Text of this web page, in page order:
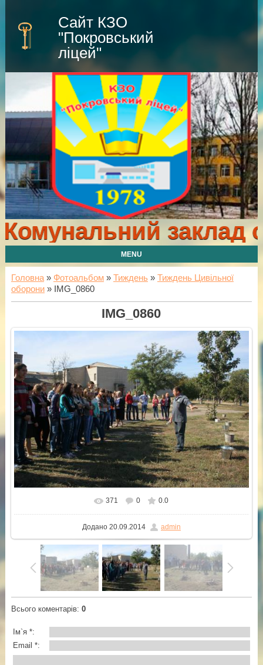
Сайт КЗО
"Покровський
ліцей"
заклад
MENU
Головна» Фотоальбом» Тиждень» Тиждень Цивільної
оборони» IMG_0860
IMG_0860
У реальному розмірі 1600x1066
371 0 0.0
Додано20.09.2014 admin
Всього коментарів: 0
Ім`я *:
Email *: